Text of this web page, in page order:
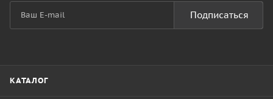
Подписаться
КАТАЛОГ